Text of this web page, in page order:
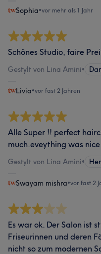
Sophia•vor mehr als 1 Jahr
Schönes Studio, faire
Gestylt von Lina Amini•
Livia•vor fast 2 Jahren
Alle Super !! perfect
much.eveything was nice
Gestylt von Lina Amini•
Swayam mishra•vor fast 2
Es war ok. Der Salon ist
Friseurinnen und deren
nicht so zum modernen